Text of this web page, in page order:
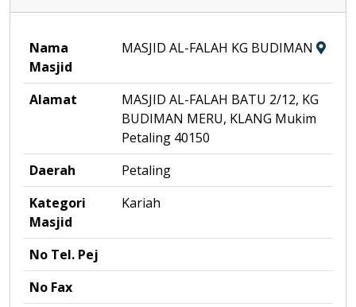
Nama
Masjid
MASJID AL-FALAH KG BUDIMAN
Alamat
MASJID AL-FALAH BATU 2/12, KG
BUDIMAN MERU, KLANG Mukim
Petaling 40150
Daerah
Petaling
Kategori
Masjid
Kariah
No Tel. Pej
No Fax